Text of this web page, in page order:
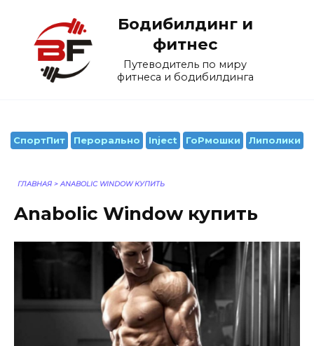
содержанию
Бодибилдинг и
фитнес
Путеводитель по миру
фитнеса и бодибилдинга
СпортПит Перорально Inject ГоРмошки Липолики
ГЛАВНАЯ > ANABOLIC WINDOW КУПИТЬ
Anabolic Window купить